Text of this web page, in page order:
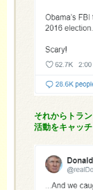
それからトラ
活動をキャッチ